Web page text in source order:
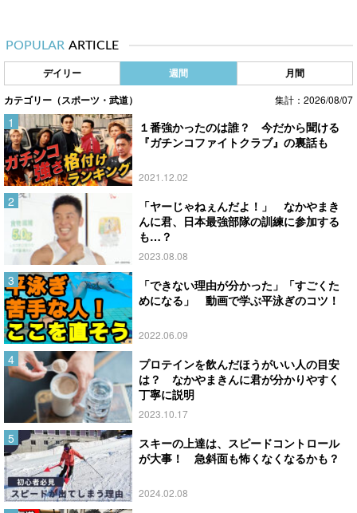
POPULAR ARTICLE
デイリー 週間 月間
カテゴリー（スポーツ・武道） 集計：2026/08/07
１番強かったのは誰？ 今だから聞ける
『ガチンコファイトクラブ』の裏話も
2021.12.02
「ヤーじゃねぇんだよ！」 なかやまき
んに君、日本最強部隊の訓練に参加する
も…？
2023.08.08
「できない理由が分かった」「すごくた
めになる」 動画で学ぶ平泳ぎのコツ！
2022.06.09
プロテインを飲んだほうがいい人の目安
は？ なかやまきんに君が分かりやすく
丁寧に説明
2023.10.17
スキーの上達は、スピードコントロール
が大事！ 急斜面も怖くなくなるかも？
2024.02.08